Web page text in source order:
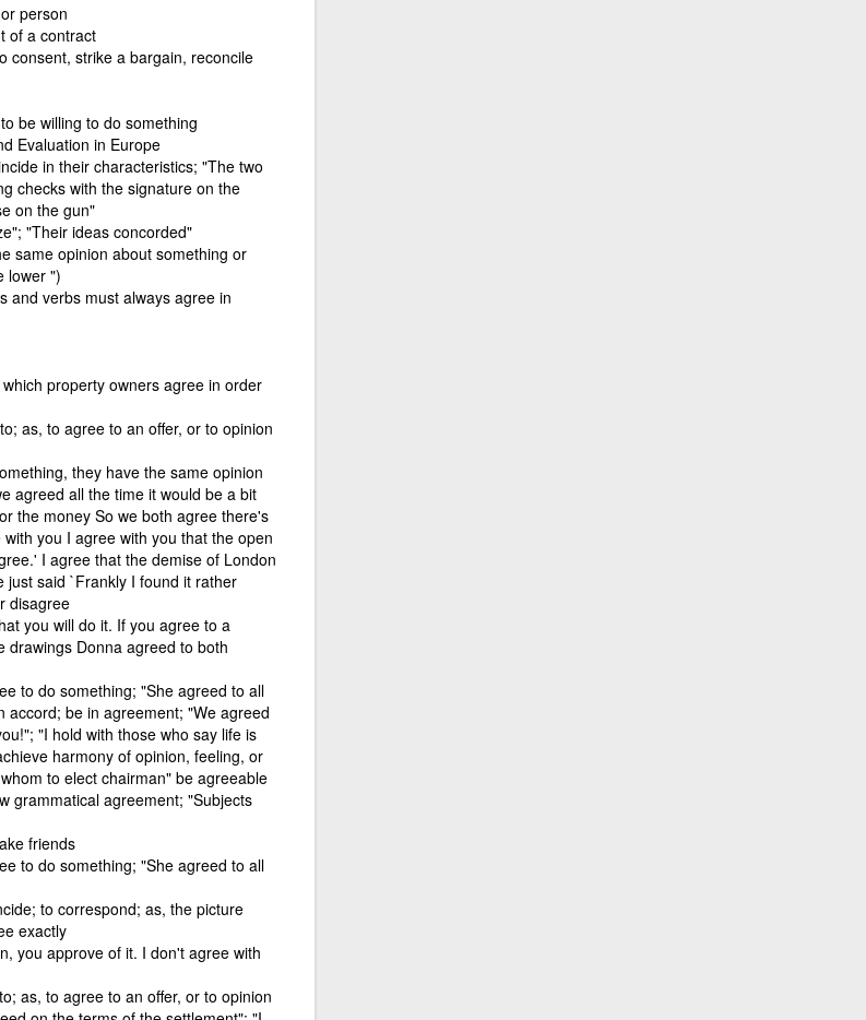
person
of a contract
consent, strike a bargain, reconcile
be willing to do something
Evaluation in Europe
in their characteristics; "The two
checks with the signature on the
on the gun"
"Their ideas concorded"
same opinion about something or
lower ")
and verbs must always agree in
property owners agree in order
as, to agree to an offer, or to opinion
they have the same opinion
agreed all the time it would be a bit
the money So we both agree there's
you I agree with you that the open
I agree that the demise of London
said `Frankly I found it rather
disagree
you will do it. If you agree to a
drawings Donna agreed to both
to do something; "She agreed to all
accord; be in agreement; "We agreed
"I hold with those who say life is
harmony of opinion, feeling, or
to elect chairman" be agreeable
grammatical agreement; "Subjects
friends
to do something; "She agreed to all
to correspond; as, the picture
exactly
you approve of it. I don't agree with
as, to agree to an offer, or to opinion